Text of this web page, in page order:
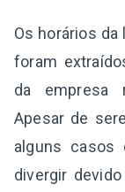
Os horários da
foram
da empresa
Apesar de
alguns casos
divergir